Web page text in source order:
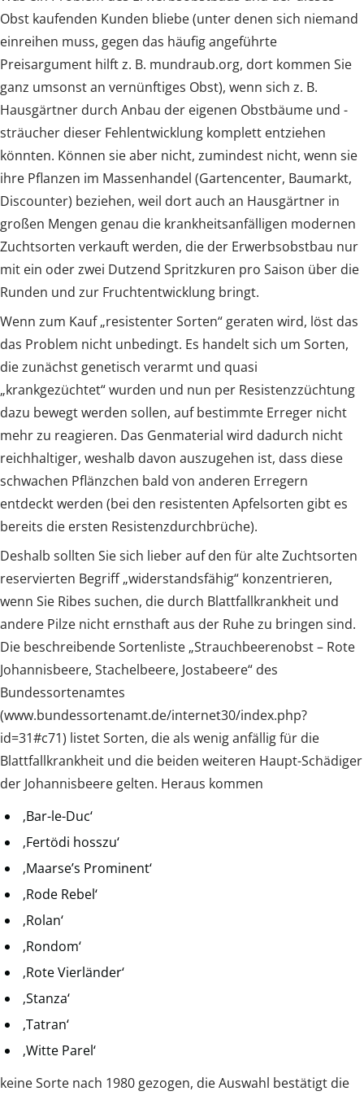
Obst kaufenden Kunden bliebe (unter denen sich niemand
einreihen muss, gegen das häufig angeführte
Preisargument hilft z. B. mundraub.org, dort kommen Sie
ganz umsonst an vernünftiges Obst), wenn sich z. B.
Hausgärtner durch Anbau der eigenen Obstbäume und -
sträucher dieser Fehlentwicklung komplett entziehen
könnten. Können sie aber nicht, zumindest nicht, wenn sie
ihre Pflanzen im Massenhandel (Gartencenter, Baumarkt,
Discounter) beziehen, weil dort auch an Hausgärtner in
großen Mengen genau die krankheitsanfälligen modernen
Zuchtsorten verkauft werden, die der Erwerbsobstbau nur
mit ein oder zwei Dutzend Spritzkuren pro Saison über die
Runden und zur Fruchtentwicklung bringt.
Wenn zum Kauf „resistenter Sorten“ geraten wird, löst das
das Problem nicht unbedingt. Es handelt sich um Sorten,
die zunächst genetisch verarmt und quasi
„krankgezüchtet“ wurden und nun per Resistenzzüchtung
dazu bewegt werden sollen, auf bestimmte Erreger nicht
mehr zu reagieren. Das Genmaterial wird dadurch nicht
reichhaltiger, weshalb davon auszugehen ist, dass diese
schwachen Pflänzchen bald von anderen Erregern
entdeckt werden (bei den resistenten Apfelsorten gibt es
bereits die ersten Resistenzdurchbrüche).
Deshalb sollten Sie sich lieber auf den für alte Zuchtsorten
reservierten Begriff „widerstandsfähig“ konzentrieren,
wenn Sie Ribes suchen, die durch Blattfallkrankheit und
andere Pilze nicht ernsthaft aus der Ruhe zu bringen sind.
Die beschreibende Sortenliste „Strauchbeerenobst – Rote
Johannisbeere, Stachelbeere, Jostabeere“ des
Bundessortenamtes
(www.bundessortenamt.de/internet30/index.php?
id=31#c71) listet Sorten, die als wenig anfällig für die
Blattfallkrankheit und die beiden weiteren Haupt-Schädiger
der Johannisbeere gelten. Heraus kommen
‚Bar-le-Duc‘
‚Fertödi hosszu‘
‚Maarse’s Prominent‘
‚Rode Rebel‘
‚Rolan‘
‚Rondom‘
‚Rote Vierländer‘
‚Stanza‘
‚Tatran‘
‚Witte Parel‘
keine Sorte nach 1980 gezogen, die Auswahl bestätigt die